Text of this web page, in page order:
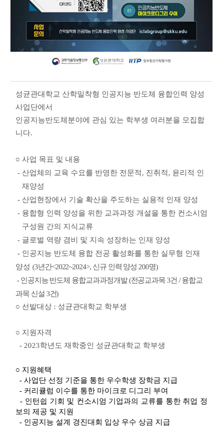
성균관대학교 산학밀착형 인공지능 반도체 융합인력 양성
사업단에서
인공지능반도체분야에 관심 있는 학부생 여러분을 모집합
니다.
○ 사업 목표 및 내용
- 산업체의 교육 수요를 반영한 전문적, 진취적, 윤리적 인
재양성
­- 산업현장에서 기술 확산을 주도하는 실용적 인재 양성
­- 융합형 인력 양성을 위한 교과과정 개설을 통한 컨소시엄
구성원 간의 지식교류
- 글로벌 역량 겸비 및 지속 성장하는 인재 양성
- 인공지능 반도체 융합 전공 활성화를 통한 실무형 인재
양성 (3년간<2022~2024>, 신규 인력 양성 200명)
-인공지능 반도체 융합교과과정개발(전공교과목3건 /융합교
과목 신설 3건)
○ 선발대상 : 성균관대학교 학부생
○ 지원자격
- 2023학년도 재학중인 성균관대학교 학부생
○ 지원혜택
- 사업단 선정 기준을 통한 우수학생 장학금 지급
- 커리큘럼 이수를 통한 마이크로 디그리 부여
- 인턴쉽 기회 및 컨소시엄 기업과의 교류를 통한 취업 정
보의 제공 및 지원
- 인공지능 설계 경진대회 입상 우수 상금 지급